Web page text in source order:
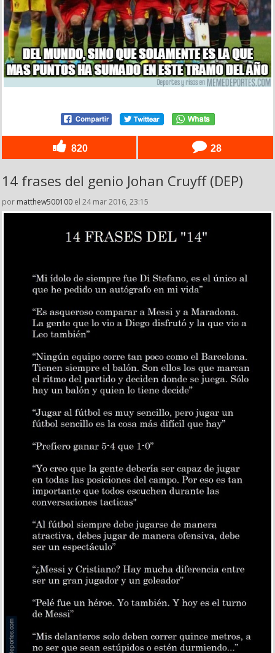
820 28
14 frases del genio Johan Cruyff (DEP)
por matthew500100 el 24 mar 2016, 23:15